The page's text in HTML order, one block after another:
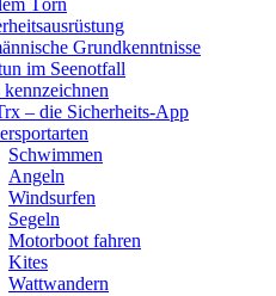
Grundkenntnisse
im Seenotfall
– die Sicherheits-App
Schwimmen
Angeln
Windsurfen
Segeln
Motorboot fahren
Kites
Wattwandern